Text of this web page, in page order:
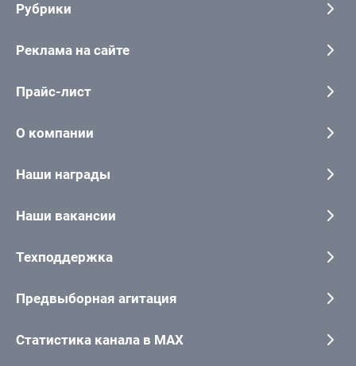
Рубрики
Реклама на сайте
Прайс-лист
О компании
Наши награды
Наши вакансии
Техподдержка
Предвыборная агитация
Статистика канала в MAX